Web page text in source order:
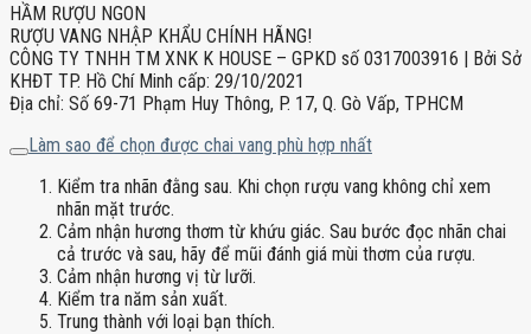
HẦM RƯỢU NGON
RƯỢU VANG NHẬP KHẨU CHÍNH HÃNG!
CÔNG TY TNHH TM XNK K HOUSE – GPKD số 0317003916 | Bởi Sở
KHĐT TP. Hồ Chí Minh cấp: 29/10/2021
Địa chỉ: Số 69-71 Phạm Huy Thông, P. 17, Q. Gò Vấp, TPHCM
Làm sao để chọn được chai vang phù hợp nhất
Kiểm tra nhãn đằng sau. Khi chọn rượu vang không chỉ xem
nhãn mặt trước.
Cảm nhận hương thơm từ khứu giác. Sau bước đọc nhãn chai
cả trước và sau, hãy để mũi đánh giá mùi thơm của rượu.
Cảm nhận hương vị từ lưỡi.
Kiểm tra năm sản xuất.
Trung thành với loại bạn thích.